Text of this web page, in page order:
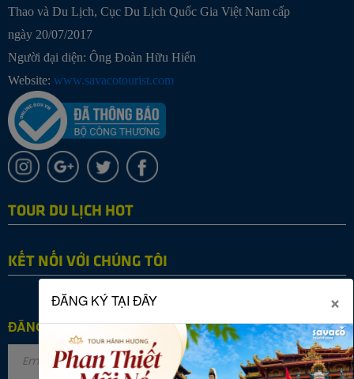
Thao và Du Lịch, Cục Du Lịch Quốc Gia Việt Nam cấp
ngày 20/07/2017
Người đại diện: Ông Đoàn Hữu Hiển
Website: www.savacotourist.com
TOUR DU LỊCH HOT
KẾT NỐI VỚI CHÚNG TÔI
ĐĂNG KÝ NHẬN TIN
ĐĂNG KÝ TẠI ĐÂY ×